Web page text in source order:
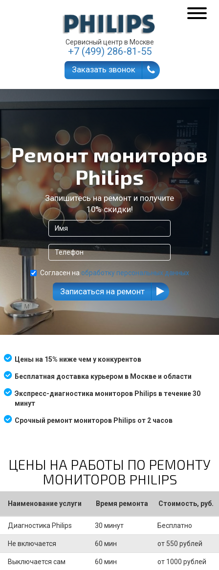
Сервисный центр в Москве
+7 (499) 286-81-55
Заказать звонок
Ремонт мониторов
Philips
Запишитесь на ремонт и получите
10% скидки!
Согласен на обработку персональных данных
Записаться на ремонт
Цены на 15% ниже чем у конкурентов
Бесплатная доставка курьером в Москве и области
Экспресс-диагностика мониторов Philips в течение 30
минут
Срочный ремонт мониторов Philips от 2 часов
ЦЕНЫ НА РАБОТЫ ПО РЕМОНТУ
МОНИТОРОВ PHILIPS
Наименование услуги Время ремонта Стоимость, руб.
Диагностика Philips 30 минут Бесплатно
Не включается 60 мин от 550 рублей
Выключается сам 60 мин от 1000 рублей